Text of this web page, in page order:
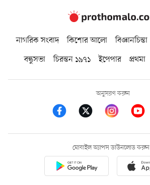
নাগরিক সংবাদ কিশোর আলো বিজ্ঞানচিন্তা
বন্ধুসভা
চিরন্তন ১৯৭১ ইপেপার প্রথমা
অনুসরণ করুন
মোবাইল অ্যাপস ডাউনলোড করুন